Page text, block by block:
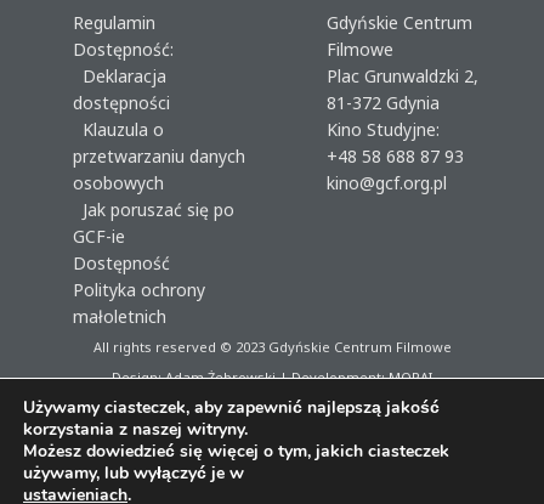
Regulamin
Dostępność:
Deklaracja
dostępności
Klauzula o
przetwarzaniu danych
osobowych
Jak poruszać się po
GCF-ie
Dostępność
Polityka ochrony
małoletnich
Gdyńskie Centrum
Filmowe
Plac Grunwaldzki 2,
81-372 Gdynia
Kino Studyjne:
+48 58 688 87 93
kino@gcf.org.pl
All rights reserved © 2023Gdyńskie Centrum Filmowe
Design: Adam Żebrowski | Development:MORAI
Używamy ciasteczek, aby zapewnić najlepszą jakość
korzystania z naszej witryny.
Możesz dowiedzieć się więcej o tym, jakich ciasteczek
używamy, lub wyłączyć je w
ustawieniach.